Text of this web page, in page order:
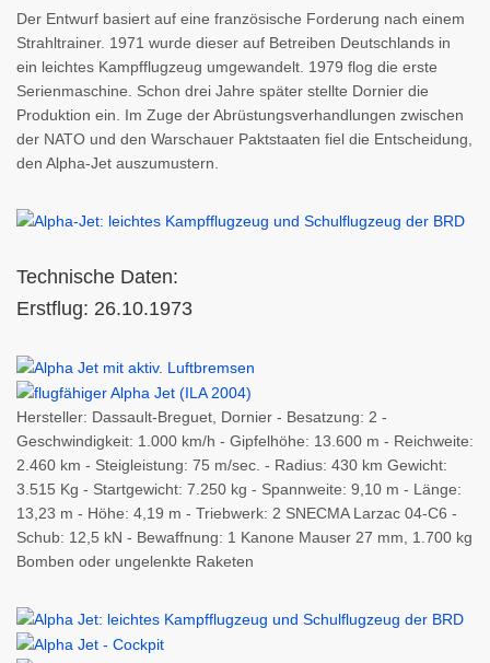
Der Entwurf basiert auf eine französische Forderung nach einem
Strahltrainer. 1971 wurde dieser auf Betreiben Deutschlands in
ein leichtes Kampfflugzeug umgewandelt. 1979 flog die erste
Serienmaschine. Schon drei Jahre später stellte Dornier die
Produktion ein. Im Zuge der Abrüstungsverhandlungen zwischen
der NATO und den Warschauer Paktstaaten fiel die Entscheidung,
den Alpha-Jet auszumustern.
Technische Daten:
Erstflug: 26.10.1973
Hersteller: Dassault-Breguet, Dornier - Besatzung: 2 -
Geschwindigkeit: 1.000 km/h - Gipfelhöhe: 13.600 m - Reichweite:
2.460 km - Steigleistung: 75 m/sec. - Radius: 430 km Gewicht:
3.515 Kg - Startgewicht: 7.250 kg - Spannweite: 9,10 m - Länge:
13,23 m - Höhe: 4,19 m - Triebwerk: 2 SNECMA Larzac 04-C6 -
Schub: 12,5 kN - Bewaffnung: 1 Kanone Mauser 27 mm, 1.700 kg
Bomben oder ungelenkte Raketen